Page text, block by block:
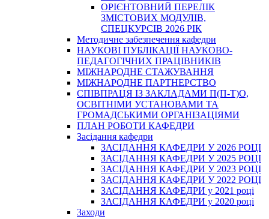
ОРІЄНТОВНИЙ ПЕРЕЛІК
ЗМІСТОВИХ МОДУЛІВ,
СПЕЦКУРСІВ 2026 РІК
Методичне забезпечення кафедри
НАУКОВІ ПУБЛІКАЦІЇ НАУКОВО-
ПЕДАГОГІЧНИХ ПРАЦІВНИКІВ
МІЖНАРОДНЕ СТАЖУВАННЯ
МІЖНАРОДНЕ ПАРТНЕРСТВО
СПІВПРАЦЯ ІЗ ЗАКЛАДАМИ П(П-Т)О,
ОСВІТНІМИ УСТАНОВАМИ ТА
ГРОМАДСЬКИМИ ОРГАНІЗАЦІЯМИ
ПЛАН РОБОТИ КАФЕДРИ
Засідання кафедри
ЗАСІДАННЯ КАФЕДРИ У 2026 РОЦІ
ЗАСІДАННЯ КАФЕДРИ У 2025 РОЦІ
ЗАСІДАННЯ КАФЕДРИ У 2023 РОЦІ
ЗАСІДАННЯ КАФЕДРИ У 2022 РОЦІ
ЗАСІДАННЯ КАФЕДРИ у 2021 році
ЗАСІДАННЯ КАФЕДРИ у 2020 році
Заходи